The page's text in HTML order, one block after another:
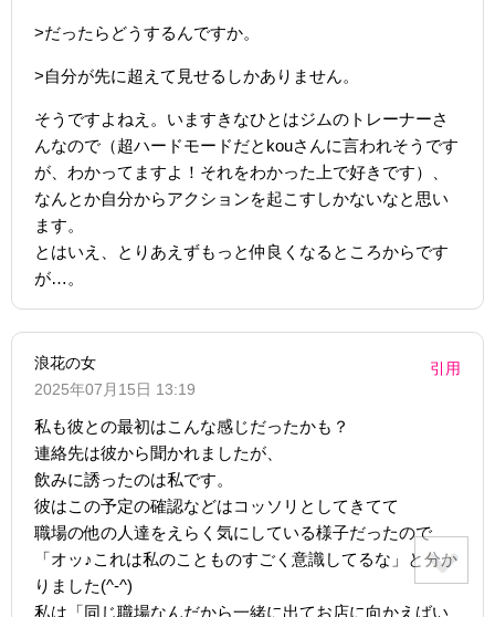
>だったらどうするんですか。
>自分が先に超えて見せるしかありません。
そうですよねえ。いますきなひとはジムのトレーナーさ
んなので（超ハードモードだとkouさんに言われそうです
が、わかってますよ！それをわかった上で好きです）、
なんとか自分からアクションを起こすしかないなと思い
ます。
とはいえ、とりあえずもっと仲良くなるところからです
が…。
浪花の女
2025年07月15日 13:19
引用
私も彼との最初はこんな感じだったかも？
連絡先は彼から聞かれましたが、
飲みに誘ったのは私です。
彼はこの予定の確認などはコッソリとしてきてて
職場の他の人達をえらく気にしている様子だったので
「オッ♪これは私のことものすごく意識してるな」と分か
りました(^-^)
私は「同じ職場なんだから一緒に出てお店に向かえばい